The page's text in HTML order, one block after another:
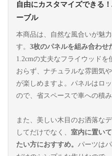
自由にカスタマイズできる
ーブル
本商品は、自然な風合いが魅
す。 3枚のパネルを組み合わせ
1.2cmの丈夫なフライウッド
おらず、ナチュラルな雰囲気
が楽しめますよ。パネルはロ
ので、省スペースで車への積
また、美しい木目のお洒落な
してだけでなく、 室内に置い
たい方におすすめ。 パーツは